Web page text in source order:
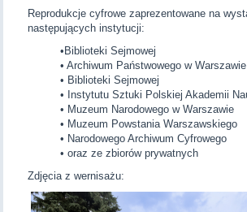
Reprodukcje cyfrowe zaprezentowane na
następujących instytucji:
•Biblioteki Sejmowej
• Archiwum Państwowego w Warszawie
• Biblioteki Sejmowej
• Instytutu Sztuki Polskiej Akademii
• Muzeum Narodowego w Warszawie
• Muzeum Powstania Warszawskiego
• Narodowego Archiwum Cyfrowego
• oraz ze zbiorów prywatnych
Zdjęcia z wernisażu: